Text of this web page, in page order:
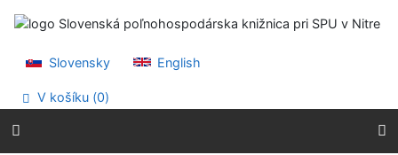
Prejsť na menu
Slovensky
English
V košíku (0)